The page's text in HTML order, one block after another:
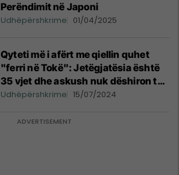
Perëndimit në Japoni
Udhëpërshkrime 01/04/2025
Qyteti më i afërt me qiellin quhet
"ferri në Tokë": Jetëgjatësia është
35 vjet dhe askush nuk dëshiron të
shpërngulet
Udhëpërshkrime 15/07/2024